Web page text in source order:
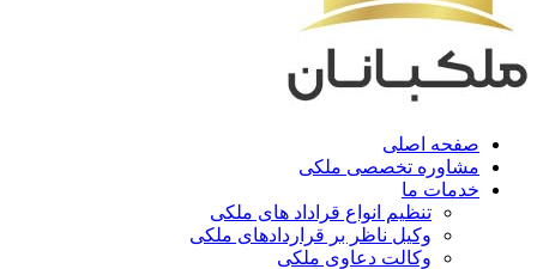
صفحه اصلی
مشاوره تخصصی ملکی
خدمات ما
تنظیم انواع قراداد های ملکی
وکیل ناظر بر قراردادهای ملکی
وکالت دعاوی ملکی